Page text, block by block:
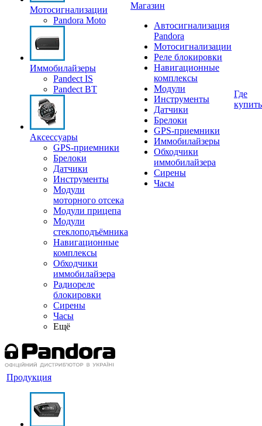
Мотосигнализации
Pandora Moto
Иммобилайзеры
Pandect IS
Pandect BT
Аксессуары
GPS-приемники
Брелоки
Датчики
Инструменты
Модули
моторного отсека
Модули прицепа
Модули
стеклоподъёмника
Навигационные
комплексы
Обходчики
иммобилайзера
Радиореле
блокировки
Сирены
Часы
Ещё
Магазин
Автосигнализация
Pandora
Мотосигнализации
Реле блокировки
Навигационные
комплексы
Модули
Инструменты
Датчики
Брелоки
GPS-приемники
Иммобилайзеры
Обходчики
иммобилайзера
Сирены
Часы
Где
купить
Продукция